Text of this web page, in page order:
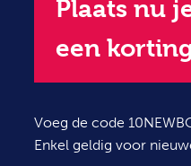
Plaats nu
een
Voeg de code
Enkel geldig voor